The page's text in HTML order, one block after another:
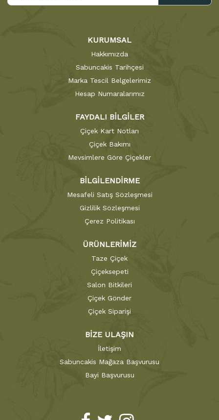
KURUMSAL
Hakkımızda
Sabuncakis Tarihçesi
Marka Tescil Belgelerimiz
Hesap Numaralarımız
FAYDALI BİLGİLER
Çiçek Kart Notları
Çiçek Bakımı
Mevsimlere Göre Çiçekler
BİLGİLENDİRME
Mesafeli Satış Sözleşmesi
Gizlilik Sözleşmesi
Çerez Politikası
ÜRÜNLERİMİZ
Taze Çiçek
Çiçeksepeti
Salon Bitkileri
Çiçek Gönder
Çiçek Siparişi
BİZE ULAŞIN
İletişim
Sabuncakis Mağaza Başvurusu
Bayi Başvurusu